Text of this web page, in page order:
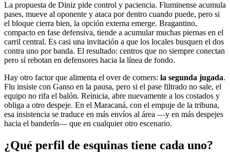
La propuesta de Diniz pide control y paciencia. Fluminense acumula
pases, mueve al oponente y ataca por dentro cuando puede, pero si
el bloque cierra bien, la opción externa emerge. Bragantino,
compacto en fase defensiva, tiende a acumular muchas piernas en el
carril central. Es casi una invitación a que los locales busquen el dos
contra uno por banda. El resultado: centros que no siempre conectan
pero sí rebotan en defensores hacia la línea de fondo.
Hay otro factor que alimenta el over de corners: la segunda jugada.
Flu insiste con Ganso en la pausa, pero si el pase filtrado no sale, el
equipo no rifa el balón. Reinicia, abre nuevamente a los costados y
obliga a otro despeje. En el Maracaná, con el empuje de la tribuna,
esa insistencia se traduce en más envíos al área —y en más despejes
hacia el banderín— que en cualquier otro escenario.
¿Qué perfil de esquinas tiene cada uno?